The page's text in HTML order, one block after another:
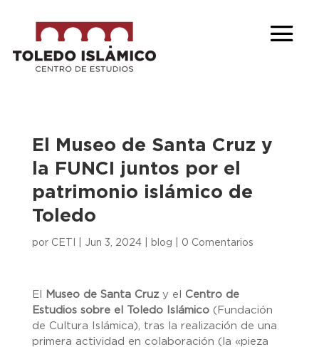
El Museo de Santa Cruz y
la FUNCI juntos por el
patrimonio islámico de
Toledo
por CETI Jun 3, 2024| blog 0 Comentarios
El Museo de Santa Cruzy el Centro de
Estudios sobre el Toledo Islámico(Fundación
de Cultura Islámica), tras la realización de una
primera actividad en colaboración (la «pieza